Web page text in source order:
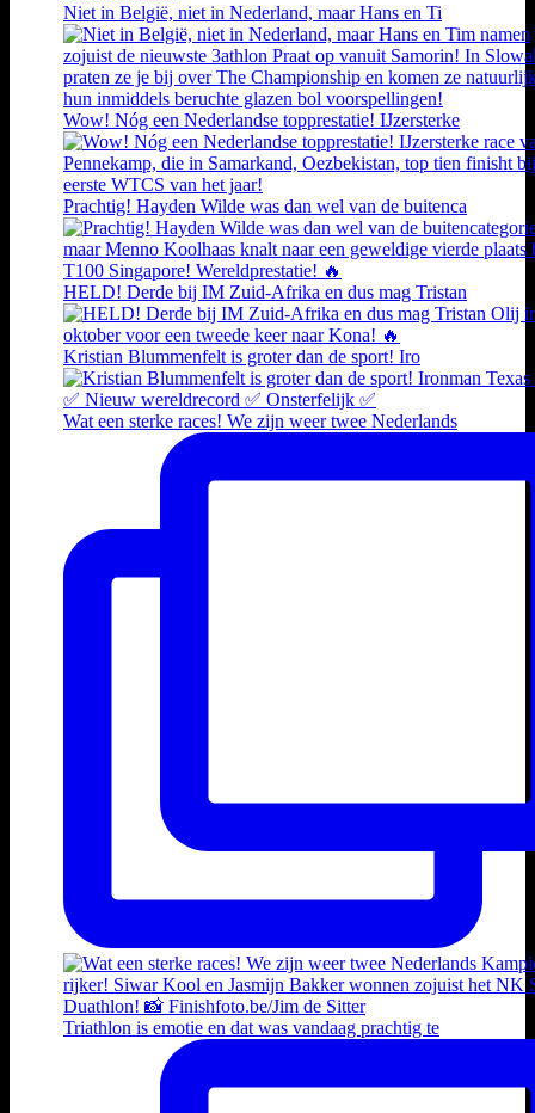
Niet in België, niet in Nederland, maar Hans en Ti
Wow! Nóg een Nederlandse topprestatie! IJzersterke
Prachtig! Hayden Wilde was dan wel van de buitenca
HELD! Derde bij IM Zuid-Afrika en dus mag Tristan
Kristian Blummenfelt is groter dan de sport! Iro
Wat een sterke races! We zijn weer twee Nederlands
Triathlon is emotie en dat was vandaag prachtig te